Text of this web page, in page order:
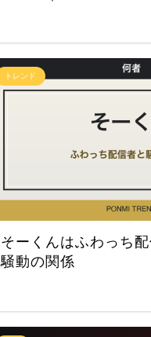
トレンド
そーくんはふわっち
騒動の関係